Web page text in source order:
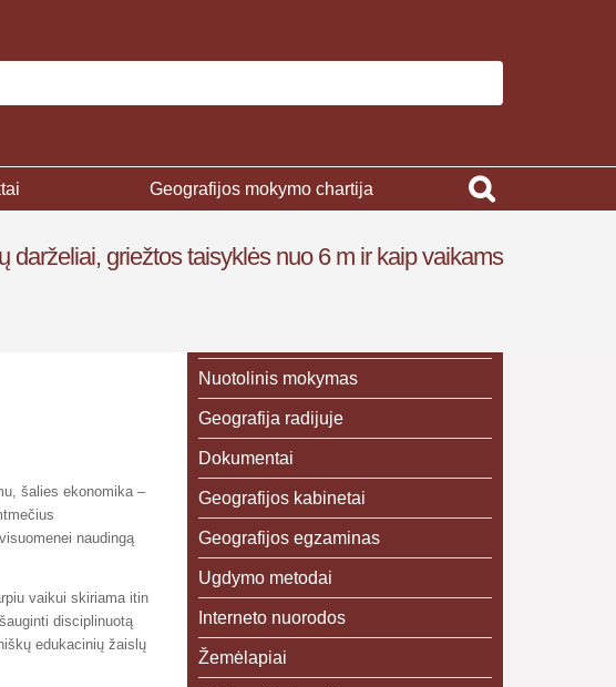
Geografijos mokymo chartija
griežtos taisyklės nuo 6 m ir kaip vaikams
šalies ekonomika –
naudingą
vaikui skiriama itin
disciplinuotą
edukacinių žaislų
Nuotolinis mokymas
Geografija radijuje
Dokumentai
Geografijos kabinetai
Geografijos egzaminas
Ugdymo metodai
Interneto nuorodos
Žemėlapiai